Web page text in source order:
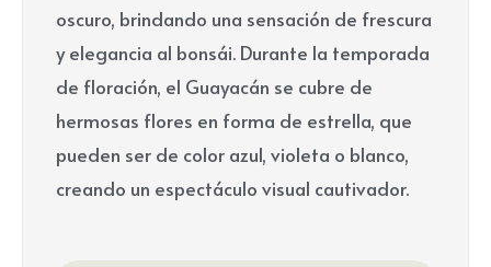
oscuro, brindando una sensación de frescura
y elegancia al bonsái. Durante la temporada
de floración, el Guayacán se cubre de
hermosas flores en forma de estrella, que
pueden ser de color azul, violeta o blanco,
creando un espectáculo visual cautivador.